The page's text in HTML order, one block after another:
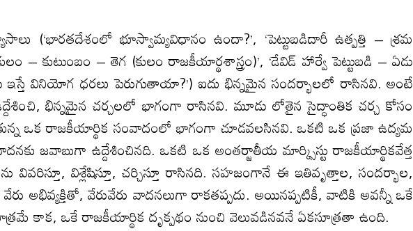
(‘భారతదేశంలో భూస్వామ్యవిధానం ఉందా?’, ‘పెట్టుబడిదారీ ఉత్పత్తి – శ్రమ
– కుటుంబం – తెగ (కులం రాజకీయార్థశాస్త్రం)’, ‘డేవిడ్ హార్వే పెట్టుబడి – ఏడు
ఇస్తే వినియోగ ధరలు పెరుగుతాయా?’) ఐదు భిన్నమైన సందర్భాలలో రాసినవి. అంటే
భిన్నమైన చర్చలలో భాగంగా రాసినవి. మూడు లోతైన సైద్ధాంతిక చర్చ కోసం
ఒక రాజకీయార్థిక సంవాదంలో భాగంగా చూడవలసినవి. ఒకటి ఒక ప్రజా ఉద్యమ
జవాబుగా ఉద్దేశించినది. ఒకటి ఒక అంతర్జాతీయ మార్క్సిస్టు రాజకీయార్థికవేత్త
వివరిస్తూ, విశ్లేషిస్తూ, చర్చిస్తూ రాసినది. సహజంగానే ఈ ఇతివృత్తాల, సందర్భాల,
అభివ్యక్తితో, వేరువేరు వాదనలుగా రాకతప్పదు. అయినప్పటికీ, వాటికి అవన్నీ ఒకే
కాక, ఒకే రాజకీయార్థిక దృక్పథం నుంచి వెలువడినవనే ఏకసూత్రతా ఉంది.